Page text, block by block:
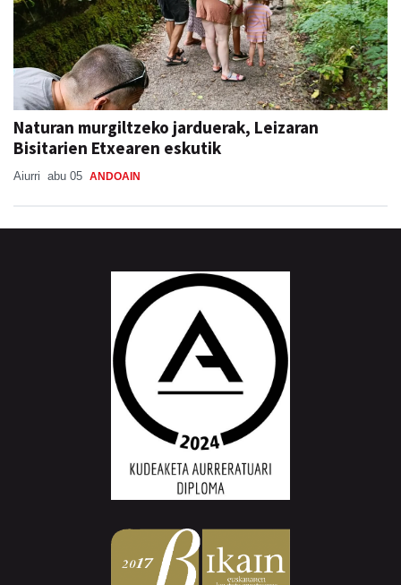
Naturan murgiltzeko jarduerak, Leizaran
Bisitarien Etxearen eskutik
Aiurri abu 05 ANDOAIN